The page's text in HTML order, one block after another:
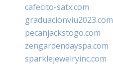
cafecito-satx.com
graduacionviu2023.com
pecanjackstogo.com
zengardendayspa.com
sparklejewelryinc.com